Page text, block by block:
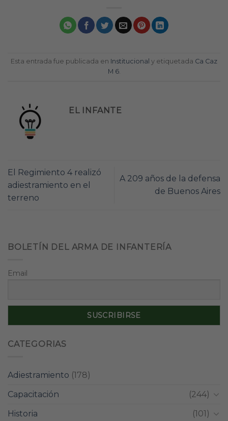
Esta entrada fue publicada en Institucional y etiquetada Ca Caz
M 6.
EL INFANTE
El Regimiento 4 realizó
adiestramiento en el
terreno
A 209 años de la defensa
de Buenos Aires
BOLETÍN DEL ARMA DE INFANTERÍA
Email
CATEGORIAS
Adiestramiento (178)
Capacitación
(244)
Historia
(101)